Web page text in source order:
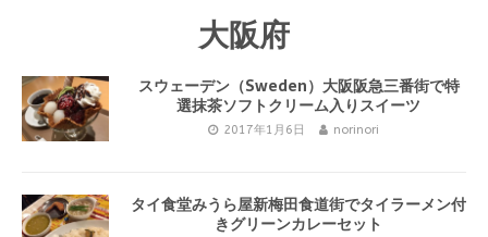
大阪府
スウェーデン（Sweden）大阪阪急三番街で特
選抹茶ソフトクリーム入りスイーツ
2017年1月6日 norinori
タイ食堂みうら屋新梅田食道街でタイラーメン付
きグリーンカレーセット